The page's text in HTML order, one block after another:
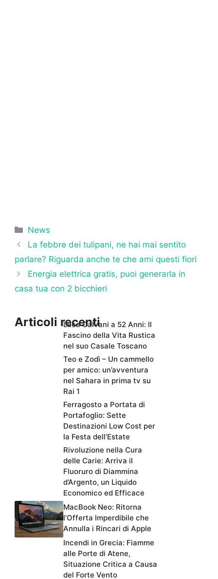
Categorie
News
La febbre dei tulipani, ne hai mai sentito
parlare? Riguarda anche te che ami questi fiori
Energia elettrica gratis, puoi generarla in
casa tua con 2 bicchieri
Articoli recentiLuca Calvani a 52 Anni: Il
Fascino della Vita Rustica
nel suo Casale Toscano
Teo e Zodì – Un cammello
per amico: un’avventura
nel Sahara in prima tv su
Rai 1
Ferragosto a Portata di
Portafoglio: Sette
Destinazioni Low Cost per
la Festa dell’Estate
Rivoluzione nella Cura
delle Carie: Arriva il
Fluoruro di Diammina
d’Argento, un Liquido
Economico ed Efficace
MacBook Neo: Ritorna
l’Offerta Imperdibile che
Annulla i Rincari di Apple
Incendi in Grecia: Fiamme
alle Porte di Atene,
Situazione Critica a Causa
del Forte Vento